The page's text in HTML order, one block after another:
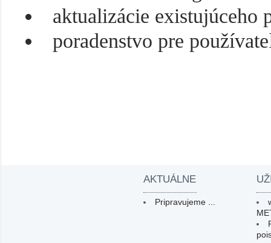
aktualizácie existujúceho
poradenstvo pre
AKTUÁLNE
Pripravujeme ...